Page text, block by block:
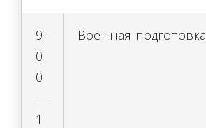
9-
0
0
—
1
Военная подготовка